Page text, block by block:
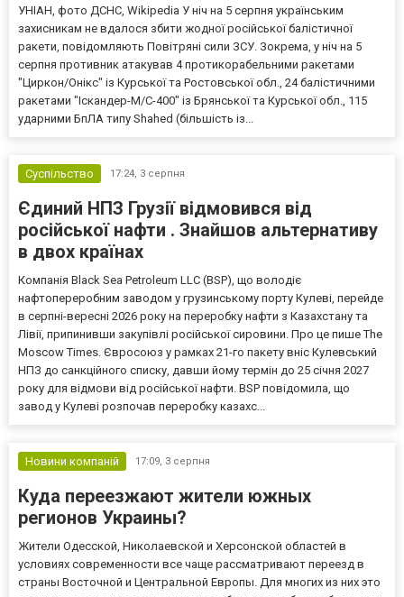
УНІАН, фото ДСНС, Wikipedia У ніч на 5 серпня українським
захисникам не вдалося збити жодної російської балістичної
ракети, повідомляють Повітряні сили ЗСУ. Зокрема, у ніч на 5
серпня противник атакував 4 протикорабельними ракетами
"Циркон/Онікс" із Курської та Ростовської обл., 24 балістичними
ракетами "Іскандер-М/С-400" із Брянської та Курської обл., 115
ударними БпЛА типу Shahed (більшість із...
Суспільство 17:24, 3 серпня
Єдиний НПЗ Грузії відмовився від
російської нафти . Знайшов альтернативу
в двох країнах
Компанія Black Sea Petroleum LLC (BSP), що володіє
нафтопереробним заводом у грузинському порту Кулеві, перейде
в серпні-вересні 2026 року на переробку нафти з Казахстану та
Лівії, припинивши закупівлі російської сировини. Про це пише The
Moscow Times. Євросоюз у рамках 21-го пакету вніс Кулевський
НПЗ до санкційного списку, давши йому термін до 25 січня 2027
року для відмови від російської нафти. BSP повідомила, що
завод у Кулеві розпочав переробку казахс...
Новини компаній 17:09, 3 серпня
Куда переезжают жители южных
регионов Украины?
Жители Одесской, Николаевской и Херсонской областей в
условиях современности все чаще рассматривают переезд в
страны Восточной и Центральной Европы. Для многих из них это